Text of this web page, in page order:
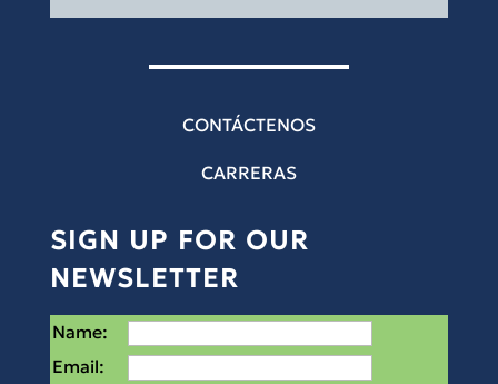
CONTÁCTENOS
CARRERAS
SIGN UP FOR OUR
NEWSLETTER
Name:
Email: